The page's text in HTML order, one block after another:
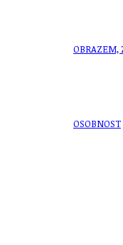
OBRAZEM,
OSOBNOST